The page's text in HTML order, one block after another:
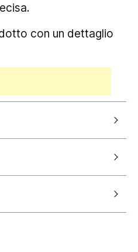
con un dettaglio
2 anni
in particolari
incidere sulle